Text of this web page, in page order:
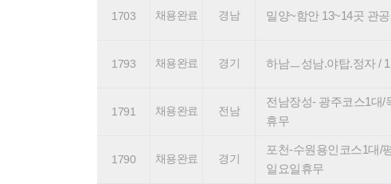
1703 채용완료 경남 밀양~함안 13~14곳 관
1793 채용완료 경기 하남ㅡ성남.야탑.정자 /
1791 채용완료 전남
전남장성- 광주코스1대/
휴무
1790 채용완료 경기
포천-수원용인코스1대/
일요일휴무